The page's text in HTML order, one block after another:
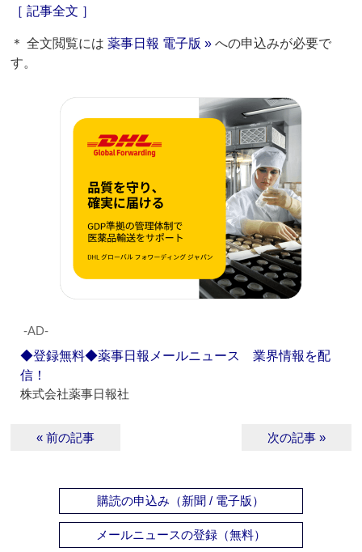
［ 記事全文 ］
＊ 全文閲覧には薬事日報 電子版 » への申込みが必要で
す。
‐AD‐
◆登録無料◆薬事日報メールニュース 業界情報を配
信！
株式会社薬事日報社
« 前の記事 次の記事 »
購読の申込み（新聞 / 電子版）
メールニュースの登録（無料）